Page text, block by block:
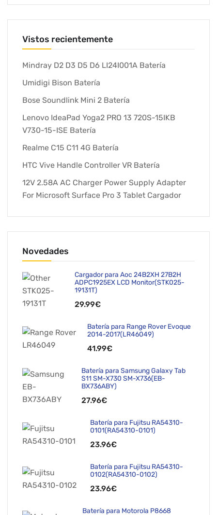
Vistos recientemente
Mindray D2 D3 D5 D6 LI24I001A Batería
Umidigi Bison Batería
Bose Soundlink Mini 2 Batería
Lenovo IdeaPad Yoga2 PRO 13 720S-15IKB
V730-15-ISE Batería
Realme C15 C11 4G Batería
HTC Vive Handle Controller VR Batería
12V 2.58A AC Charger Power Supply Adapter
For Microsoft Surface Pro 3 Tablet Cargador
Novedades
Cargador para Aoc 24B2XH 27B2H
ADPC1925EX LCD Monitor(STK025-
19131T)
29.99€
Batería para Range Rover Evoque
2014-2017(LR46049)
41.99€
Batería para Samsung Galaxy Tab
S11 SM-X730 SM-X736(EB-
BX736ABY)
27.96€
Batería para Fujitsu RA54310-
0101(RA54310-0101)
23.96€
Batería para Fujitsu RA54310-
0102(RA54310-0102)
23.96€
Batería para Motorola P8668